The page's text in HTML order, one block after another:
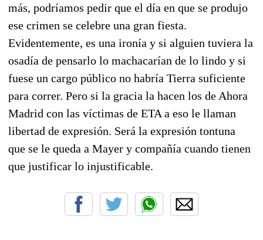
más, podríamos pedir que el día en que se produjo
ese crimen se celebre una gran fiesta.
Evidentemente, es una ironía y si alguien tuviera la
osadía de pensarlo lo machacarían de lo lindo y si
fuese un cargo público no habría Tierra suficiente
para correr. Pero si la gracia la hacen los de Ahora
Madrid con las víctimas de ETA a eso le llaman
libertad de expresión. Será la expresión tontuna
que se le queda a Mayer y compañía cuando tienen
que justificar lo injustificable.